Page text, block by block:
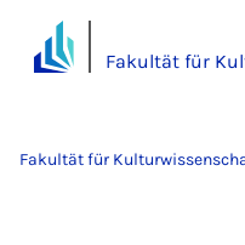
Fakultät für
Fakultät für